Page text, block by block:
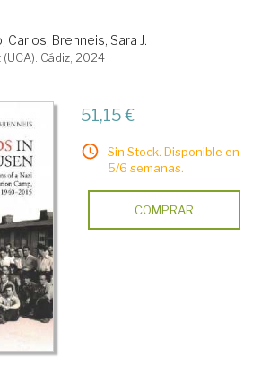
Carlos; Brenneis, Sara J.
Cádiz, 2024
51,15 €
Sin Stock. Disponible en
5/6 semanas.
COMPRAR